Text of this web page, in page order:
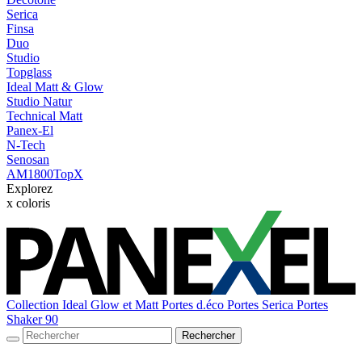
Serica
Finsa
Duo
Studio
Topglass
Ideal Matt & Glow
Studio Natur
Technical Matt
Panex-El
N-Tech
Senosan
AM1800TopX
Explorez
x coloris
Collection Ideal Glow et Matt Portes d.éco Portes Serica Portes
Shaker 90